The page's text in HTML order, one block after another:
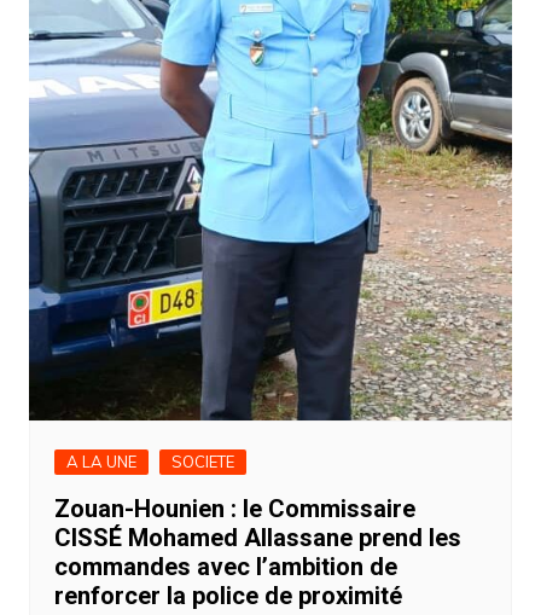
A LA UNE SOCIETE
Zouan-Hounien : le Commissaire
CISSÉ Mohamed Allassane prend les
commandes avec l’ambition de
renforcer la police de proximité